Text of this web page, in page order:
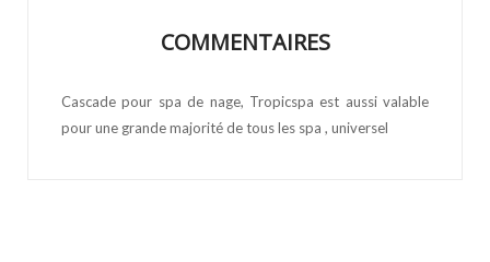
COMMENTAIRES
Cascade pour spa de nage, Tropicspa est aussi valable
pour une grande majorité de tous les spa , universel